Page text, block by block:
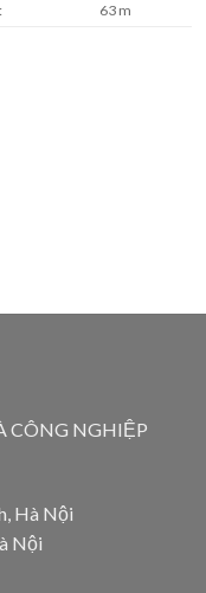
63 m
CÔNG NGHIỆP
Hà Nội
Nội